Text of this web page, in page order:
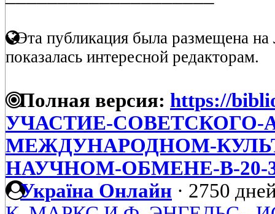
Эта публикация была размещена на
показалась интересной редакторам.
Полная версия: https://
УЧАСТИЕ-СОВЕТСКОГО-
МЕЖДУНАРОДНОМ-
НАУЧНОМ-ОБМЕНЕ-В-20-
Україна Онлайн · 2750